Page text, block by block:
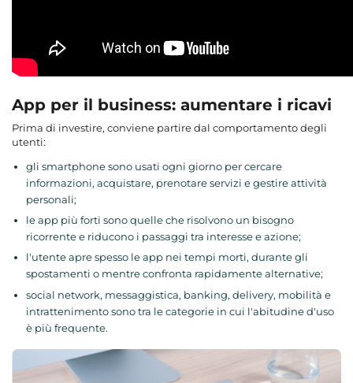
App per il business: aumentare i ricavi
Prima di investire, conviene partire dal comportamento degli
utenti:
gli smartphone sono usati ogni giorno per cercare
informazioni, acquistare, prenotare servizi e gestire attività
personali;
le app più forti sono quelle che risolvono un bisogno
ricorrente e riducono i passaggi tra interesse e azione;
l'utente apre spesso le app nei tempi morti, durante gli
spostamenti o mentre confronta rapidamente alternative;
social network, messaggistica, banking, delivery, mobilità e
intrattenimento sono tra le categorie in cui l'abitudine d'uso
è più frequente.